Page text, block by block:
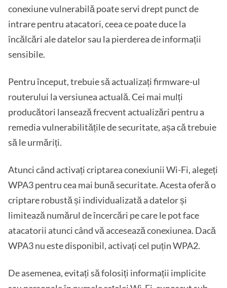
conexiune vulnerabilă poate servi drept punct de
intrare pentru atacatori, ceea ce poate duce la
încălcări ale datelor sau la pierderea de informații
sensibile.
Pentru început, trebuie să actualizați firmware-ul
routerului la versiunea actuală. Cei mai mulți
producători lansează frecvent actualizări pentru a
remedia vulnerabilitățile de securitate, așa că trebuie
să le urmăriți.
Atunci când activați criptarea conexiunii Wi-Fi, alegeți
WPA3 pentru cea mai bună securitate. Acesta oferă o
criptare robustă și individualizată a datelor și
limitează numărul de încercări pe care le pot face
atacatorii atunci când vă accesează conexiunea. Dacă
WPA3 nu este disponibil, activați cel puțin WPA2.
De asemenea, evitați să folosiți informații implicite